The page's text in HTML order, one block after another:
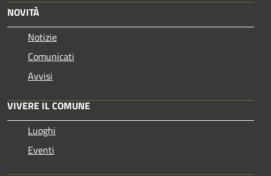
NOVITÀ
Notizie
Comunicati
Avvisi
VIVERE IL COMUNE
Luoghi
Eventi